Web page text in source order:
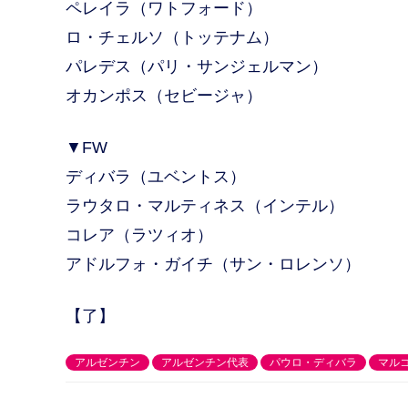
ペレイラ（ワトフォード）
ロ・チェルソ（トッテナム）
パレデス（パリ・サンジェルマン）
オカンポス（セビージャ）
▼FW
ディバラ（ユベントス）
ラウタロ・マルティネス（インテル）
コレア（ラツィオ）
アドルフォ・ガイチ（サン・ロレンソ）
【了】
アルゼンチン アルゼンチン代表 パウロ・ディバラ マル